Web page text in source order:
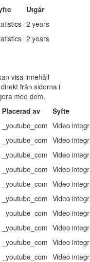
Utgår
2 years
2 years
visa innehåll
från sidorna i
med dem.
Placerad av
Syfte
_youtube_com Video
_youtube_com Video
_youtube_com Video
_youtube_com Video
_youtube_com Video
_youtube_com Video
_youtube_com Video
_youtube_com Video
_youtube_com Video
_youtube_com Video